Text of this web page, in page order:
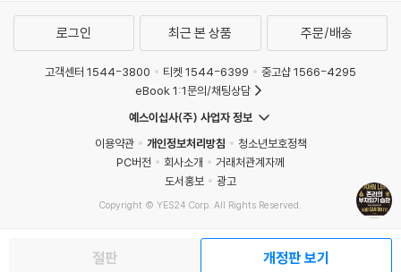
절판 개정판 보기
로그인 최근 본 상품 주문/배송
고객센터 1544-3800 티켓 1544-6399
중고샵 1566-4295
eBook 1:1문의/채팅상담
예스이십사(주) 사업자 정보
이용약관
개인정보처리방침
청소년보호정책
PC버전
회사소개
거래처관계자께
도서홍보
광고
Copyright © YES24 Corp. All Rights Reserved.